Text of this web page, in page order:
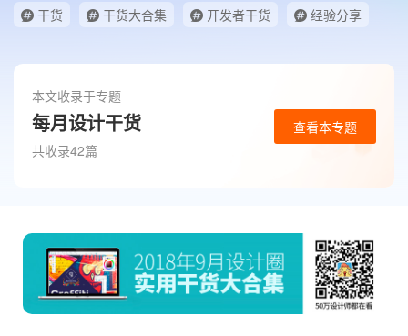
干货 干货大合集 开发者干货
经验分享
本文收录于专题
每月设计干货
共收录42篇
查看本专题